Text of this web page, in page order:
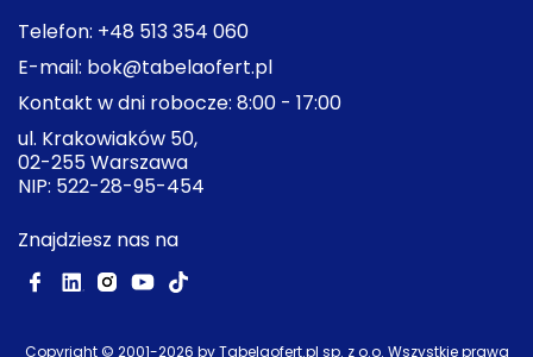
Telefon: +48 513 354 060
E-mail: bok@tabelaofert.pl
Kontakt w dni robocze: 8:00 - 17:00
ul. Krakowiaków 50,
02-255 Warszawa
NIP: 522-28-95-454
Znajdziesz nas na
Copyright © 2001-2026 by Tabelaofert.pl sp. z o.o. Wszystkie prawa